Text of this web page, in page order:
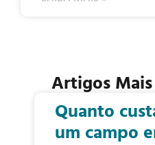
Artigos
Quanto
um campo